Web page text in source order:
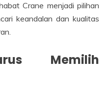
Crane menjadi pilihan
keandalan dan kualitas
Memilih